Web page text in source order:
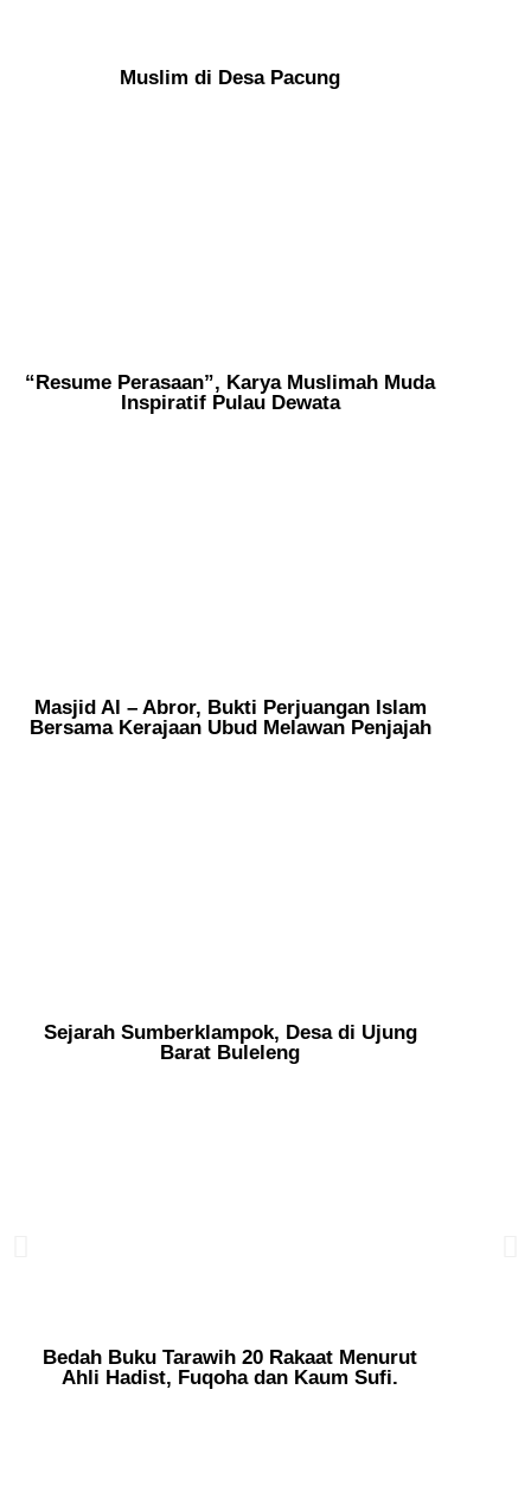
Muslim di Desa Pacung
“Resume Perasaan”, Karya Muslimah Muda
Inspiratif Pulau Dewata
Masjid Al – Abror, Bukti Perjuangan Islam
Bersama Kerajaan Ubud Melawan Penjajah
Sejarah Sumberklampok, Desa di Ujung
Barat Buleleng
Bedah Buku Tarawih 20 Rakaat Menurut
Ahli Hadist, Fuqoha dan Kaum Sufi.